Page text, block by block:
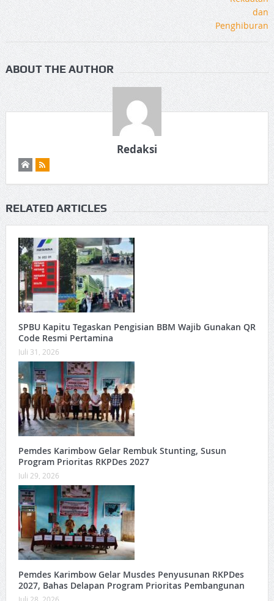
ABOUT THE AUTHOR
Redaksi
RELATED ARTICLES
SPBU Kapitu Tegaskan Pengisian BBM Wajib Gunakan QR
Code Resmi Pertamina
Juli 31, 2026
Pemdes Karimbow Gelar Rembuk Stunting, Susun
Program Prioritas RKPDes 2027
Juli 29, 2026
Pemdes Karimbow Gelar Musdes Penyusunan RKPDes
2027, Bahas Delapan Program Prioritas Pembangunan